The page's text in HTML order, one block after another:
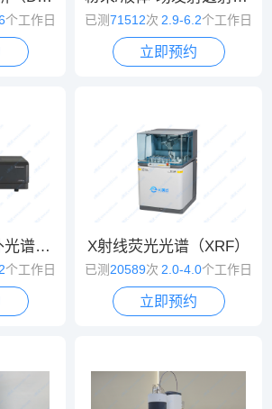
个工作日 已测71512次 2.9-6.2个工作日
立即预约
紫外/可见/近红外光谱（UV/VIS/NIR）
个工作日
X射线荧光光谱（XRF）
已测 20589次 2.0-4.0个工作日
立即预约